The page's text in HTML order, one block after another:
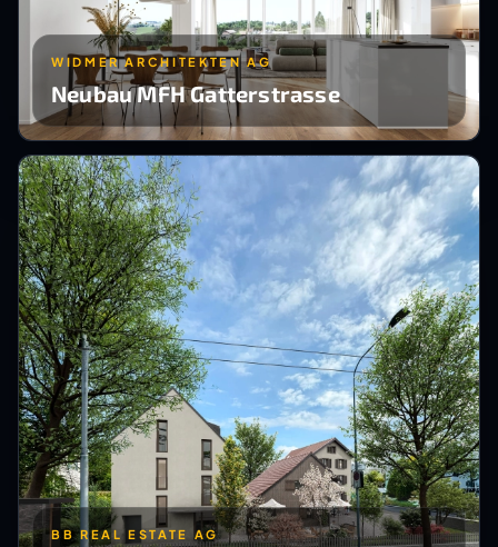
WIDMER ARCHITEKTEN AG
Neubau MFH Gatterstrasse
BB REAL ESTATE AG